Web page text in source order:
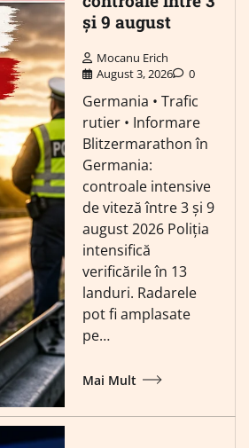
și 9 august
Mocanu Erich
August 3, 2026
0
Germania • Trafic
rutier • Informare
Blitzermarathon în
Germania:
controale intensive
de viteză între 3 și 9
august 2026 Poliția
intensifică
verificările în 13
landuri. Radarele
pot fi amplasate
pe…
Mai Mult